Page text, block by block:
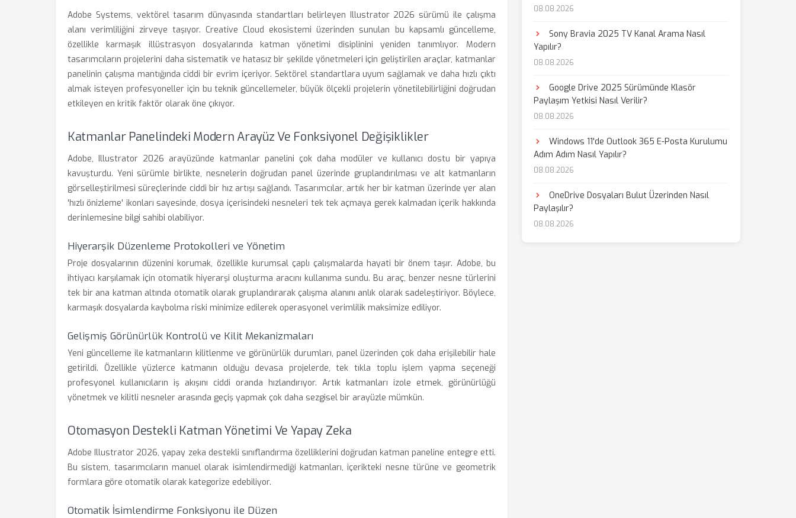
Adobe Systems, vektörel tasarım dünyasında standartları belirleyen Illustrator 2026 sürümü ile çalışma
alanı verimliliğini zirveye taşıyor. Creative Cloud ekosistemi üzerinden sunulan bu kapsamlı güncelleme,
özellikle karmaşık illüstrasyon dosyalarında katman yönetimi disiplinini yeniden tanımlıyor. Modern
tasarımcıların projelerini daha sistematik ve hatasız bir şekilde yönetmeleri için geliştirilen araçlar, katmanlar
panelinin çalışma mantığında ciddi bir evrim içeriyor. Sektörel standartlara uyum sağlamak ve daha hızlı çıktı
almak isteyen profesyoneller için bu teknik güncellemeler, büyük ölçekli projelerin yönetilebilirliğini doğrudan
etkileyen en kritik faktör olarak öne çıkıyor.
Katmanlar Panelindeki Modern Arayüz Ve Fonksiyonel Değişiklikler
Adobe, Illustrator 2026 arayüzünde katmanlar panelini çok daha modüler ve kullanıcı dostu bir yapıya
kavuşturdu. Yeni sürümle birlikte, nesnelerin doğrudan panel üzerinde gruplandırılması ve alt katmanların
görselleştirilmesi süreçlerinde ciddi bir hız artışı sağlandı. Tasarımcılar, artık her bir katman üzerinde yer alan
'hızlı önizleme' ikonları sayesinde, dosya içerisindeki nesneleri tek tek açmaya gerek kalmadan içerik hakkında
derinlemesine bilgi sahibi olabiliyor.
Hiyerarşik Düzenleme Protokolleri ve Yönetim
Proje dosyalarının düzenini korumak, özellikle kurumsal çaplı çalışmalarda hayati bir önem taşır. Adobe, bu
ihtiyacı karşılamak için otomatik hiyerarşi oluşturma aracını kullanıma sundu. Bu araç, benzer nesne türlerini
tek bir ana katman altında otomatik olarak gruplandırarak çalışma alanını anlık olarak sadeleştiriyor. Böylece,
karmaşık dosyalarda kaybolma riski minimize edilerek operasyonel verimlilik maksimize ediliyor.
Gelişmiş Görünürlük Kontrolü ve Kilit Mekanizmaları
Yeni güncelleme ile katmanların kilitlenme ve görünürlük durumları, panel üzerinden çok daha erişilebilir hale
getirildi. Özellikle yüzlerce katmanın olduğu devasa projelerde, tek tıkla toplu işlem yapma seçeneği
profesyonel kullanıcıların iş akışını ciddi oranda hızlandırıyor. Artık katmanları izole etmek, görünürlüğü
yönetmek ve kilitli nesneler arasında geçiş yapmak çok daha sezgisel bir arayüzle mümkün.
Otomasyon Destekli Katman Yönetimi Ve Yapay Zeka
Adobe Illustrator 2026, yapay zeka destekli sınıflandırma özelliklerini doğrudan katman paneline entegre etti.
Bu sistem, tasarımcıların manuel olarak isimlendirmediği katmanları, içerikteki nesne türüne ve geometrik
formlara göre otomatik olarak kategorize edebiliyor.
Otomatik İsimlendirme Fonksiyonu ile Düzen
08.08.2026
Sony Bravia 2025 TV Kanal Arama Nasıl
Yapılır?
08.08.2026
Google Drive 2025 Sürümünde Klasör
Paylaşım Yetkisi Nasıl Verilir?
08.08.2026
Windows 11'de Outlook 365 E-Posta Kurulumu
Adım Adım Nasıl Yapılır?
08.08.2026
OneDrive Dosyaları Bulut Üzerinden Nasıl
Paylaşılır?
08.08.2026